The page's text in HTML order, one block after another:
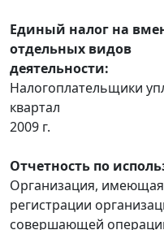
Единый налог на
отдельных видов
деятельности:
Налогоплательщики
квартал
2009 г.
Отчетность по
Организация, имеющая
регистрации
совершающей